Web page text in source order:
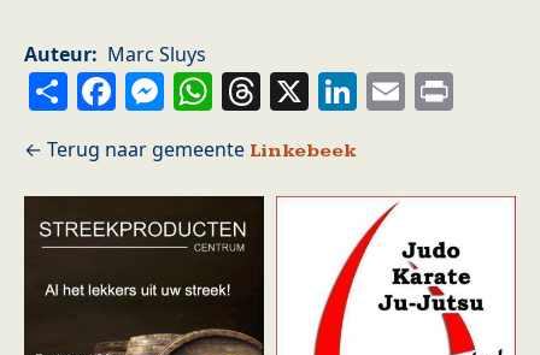
Auteur Marc Sluys
ShareFacebook
Messenger
WhatsApp
Threads
X LinkedIn
Email
Linkebeek